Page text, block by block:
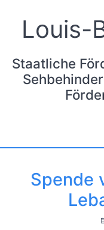
Louis-
Staatliche
Spende